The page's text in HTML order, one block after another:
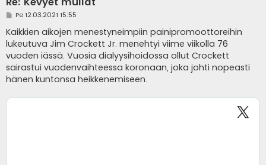
V
e
s
t
i
Pe 12.03.2021 15:55
Kaikkien aikojen menestyneimpiin painipromoottoreihin
lukeutuva Jim Crockett Jr. menehtyi viime viikolla 76
vuoden iässä. Vuosia dialyysihoidossa ollut Crockett
sairastui vuodenvaihteessa koronaan, joka johti nopeasti
hänen kuntonsa heikkenemiseen.